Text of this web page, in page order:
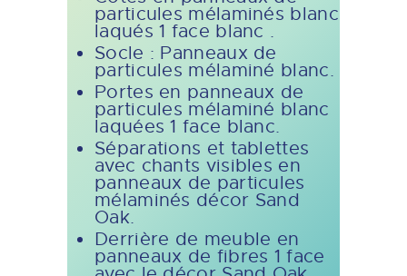
particules mélaminés blanc
laqués 1 face blanc .
Socle : Panneaux de
particules mélaminé blanc.
Portes en panneaux de
particules mélaminé blanc
laquées 1 face blanc.
Séparations et tablettes
avec chants visibles en
panneaux de particules
mélaminés décor Sand
Oak.
Derrière de meuble en
panneaux de fibres 1 face